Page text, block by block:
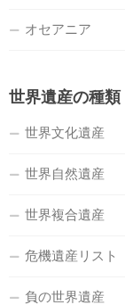
オセアニア
世界遺産の種類
世界文化遺産
世界自然遺産
世界複合遺産
危機遺産リスト
負の世界遺産